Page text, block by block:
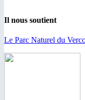
Il nous soutient
Le Parc Naturel du